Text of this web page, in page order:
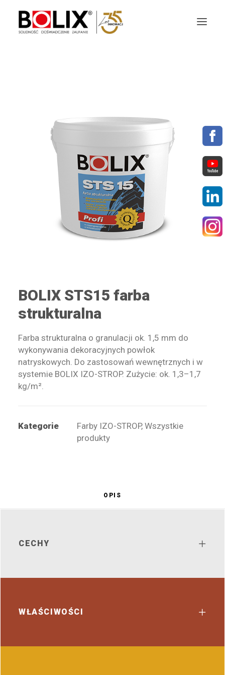
AKTUALNOŚCI
STREFA BOLIX
DO POBRANIA
KOLORYSTYKA
NASZE MARKI
WYSZUKIWANIE
STREFA PRACOWNIKA
RECEPTURY ON-LINE
BOLIX STS15 farba
strukturalna
Farba strukturalna o granulacji ok. 1,5 mm do
wykonywania dekoracyjnych powłok
natryskowych. Do zastosowań wewnętrznych i w
systemie BOLIX IZO-STROP. Zużycie: ok. 1,3–1,7
kg/m².
Kategorie Farby IZO-STROP, Wszystkie
produkty
OPIS
CECHY
WŁAŚCIWOŚCI